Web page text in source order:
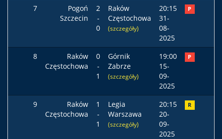
7
Pogoń
Szczecin
2
-
0
Raków
Częstochowa
(szczegóły)
20:15
31-
08-
2025
P
8
Raków
Częstochowa
0
-
1
Górnik
Zabrze
(szczegóły)
19:00
15-
09-
2025
P
9
Raków
Częstochowa
1
-
1
Legia
Warszawa
(szczegóły)
20:15
20-
09-
2025
R